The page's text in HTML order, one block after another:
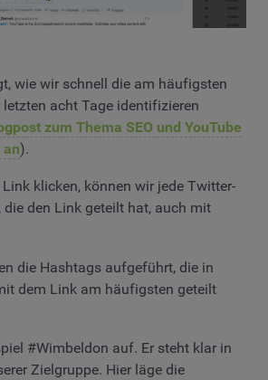
wie wir schnell die am häufigsten
acht Tage identifizieren
zum Thema SEO und YouTube
).
klicken, können wir jede Twitter-
die den Link geteilt hat, auch mit
die Hashtags aufgeführt, die in
dem Link am häufigsten geteilt
#Wimbeldon auf. Er steht klar in
Zielgruppe. Hier läge die